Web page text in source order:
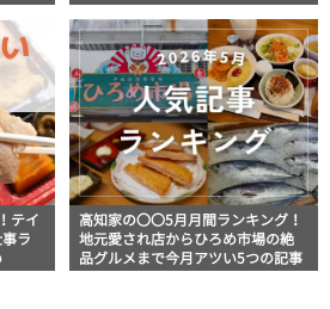
記
マッキー牧元の高知満腹日記【高
知グルメPro】
テイ
ラ
高知家の〇〇5月月間ランキング！
地元愛され店からひろめ市場の絶
品グルメまで今月アツい5つの記事